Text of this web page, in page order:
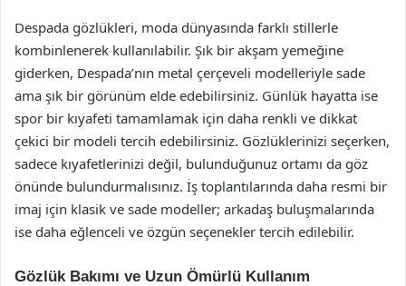
Despada gözlükleri, moda dünyasında farklı stillerle
kombinlenerek kullanılabilir. Şık bir akşam yemeğine
giderken, Despada’nın metal çerçeveli modelleriyle sade
ama şık bir görünüm elde edebilirsiniz. Günlük hayatta ise
spor bir kıyafeti tamamlamak için daha renkli ve dikkat
çekici bir modeli tercih edebilirsiniz. Gözlüklerinizi seçerken,
sadece kıyafetlerinizi değil, bulunduğunuz ortamı da göz
önünde bulundurmalısınız. İş toplantılarında daha resmi bir
imaj için klasik ve sade modeller; arkadaş buluşmalarında
ise daha eğlenceli ve özgün seçenekler tercih edilebilir.
Gözlük Bakımı ve Uzun Ömürlü Kullanım